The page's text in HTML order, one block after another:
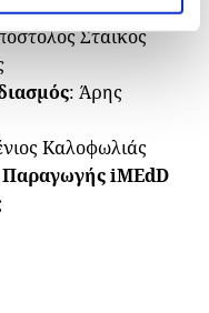
Στάικος
: Άρης
Καλoφωλιάς
Παραγωγής iMEdD